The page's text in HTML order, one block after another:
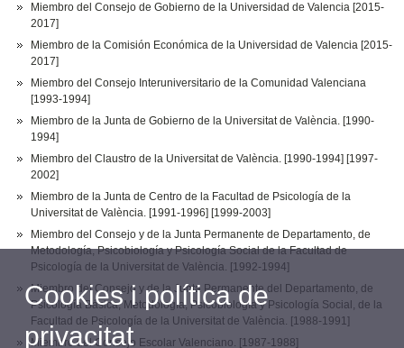
Miembro del Consejo de Gobierno de la Universidad de Valencia [2015-
2017]
Miembro de la Comisión Económica de la Universidad de Valencia [2015-
2017]
Miembro del Consejo Interuniversitario de la Comunidad Valenciana
[1993-1994]
Miembro de la Junta de Gobierno de la Universitat de València. [1990-
1994]
Miembro del Claustro de la Universitat de València. [1990-1994] [1997-
2002]
Miembro de la Junta de Centro de la Facultad de Psicología de la
Universitat de València. [1991-1996] [1999-2003]
Miembro del Consejo y de la Junta Permanente de Departamento, de
Metodología, Psicobiología y Psicología Social de la Facultad de
Psicología de la Universitat de València. [1992-1994]
Miembro del Consejo y de la Junta Permanente del Departamento, de
Psicología Básica, Metodología, Psicobiología y Psicología Social, de la
Facultad de Psicología de la Universitat de València. [1988-1991]
Miembro del Consejo Escolar Valenciano. [1987-1988]
Cookies i política de
privacitat